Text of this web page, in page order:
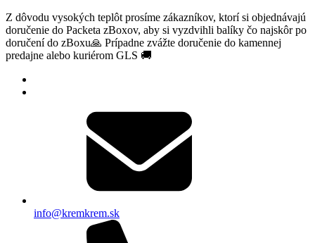
Z dôvodu vysokých teplôt prosíme zákazníkov, ktorí si objednávajú
doručenie do Packeta zBoxov, aby si vyzdvihli balíky čo najskôr po
doručení do zBoxu🙏 Prípadne zvážte doručenie do kamennej
predajne alebo kuriérom GLS 🚚
info@kremkrem.sk